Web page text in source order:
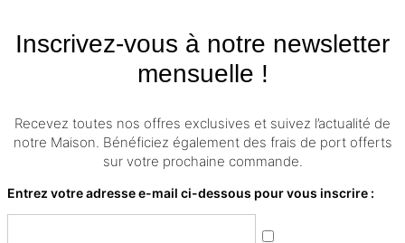
Inscrivez-vous à notre newsletter
mensuelle !
Recevez toutes nos offres exclusives et suivez l’actualité de
notre Maison. Bénéficiez également des frais de port offerts
sur votre prochaine commande.
Entrez votre adresse e-mail ci-dessous pour vous inscrire :